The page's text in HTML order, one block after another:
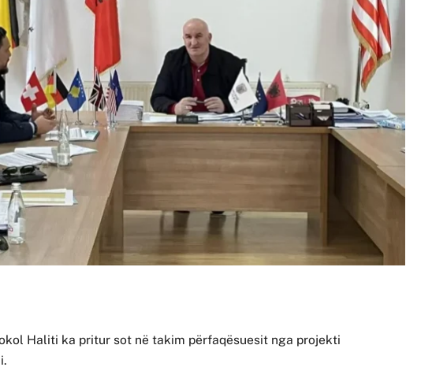
Haliti ka pritur sot në takim përfaqësuesit nga projekti